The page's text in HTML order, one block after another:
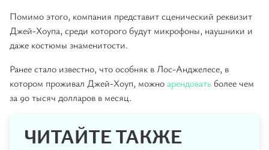
Помимо этого, компания представит сценический реквизит
Джей-Хоупа, среди которого будут микрофоны, наушники и
даже костюмы знаменитости.
Ранее стало известно, что особняк в Лос-Анджелесе, в
котором проживал Джей-Хоуп, можноарендоватьболее чем
за 90 тысяч долларов в месяц.
ЧИТАЙТЕ ТАКЖЕ